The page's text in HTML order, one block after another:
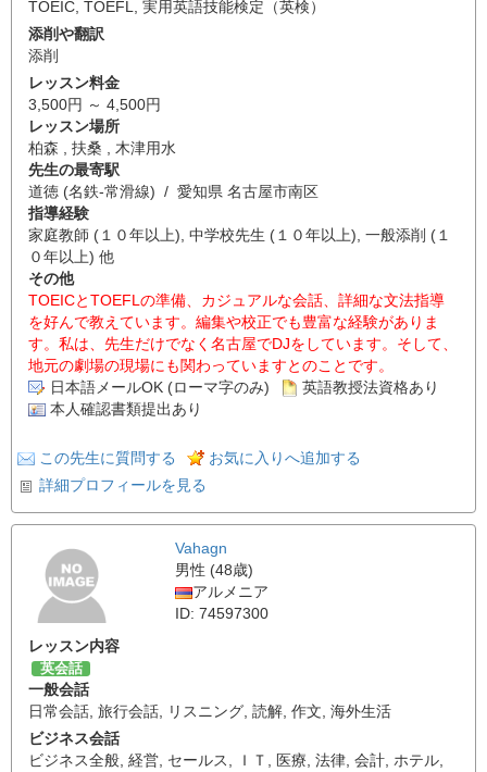
TOEIC TOEFL
実用英語技能検定（英検）
添削や翻訳
添削
レッスン料金
3,500円 ～ 4,500円
レッスン場所
柏森 , 扶桑 , 木津用水
先生の最寄駅
道徳 (名鉄-常滑線) / 愛知県 名古屋市南区
指導経験
家庭教師 (１０年以上), 中学校先生 (１０年以上), 一般添削 (１
０年以上) 他
その他
TOEICとTOEFLの準備、カジュアルな会話、詳細な文法指導
を好んで教えています。編集や校正でも豊富な経験がありま
す。私は、先生だけでなく名古屋でDJをしています。そして、
地元の劇場の現場にも関わっていますとのことです。
日本語メールOK (ローマ字のみ)
英語教授法資格あり
本人確認書類提出あり
この先生に質問する
お気に入りへ追加する
詳細プロフィールを見る
Vahagn
男性 (48歳)
アルメニア
ID: 74597300
レッスン内容
英会話
一般会話
日常会話, 旅行会話, リスニング, 読解, 作文, 海外生活
ビジネス会話
ビジネス全般, 経営, セールス, ＩＴ , 医療, 法律, 会計, ホテル,